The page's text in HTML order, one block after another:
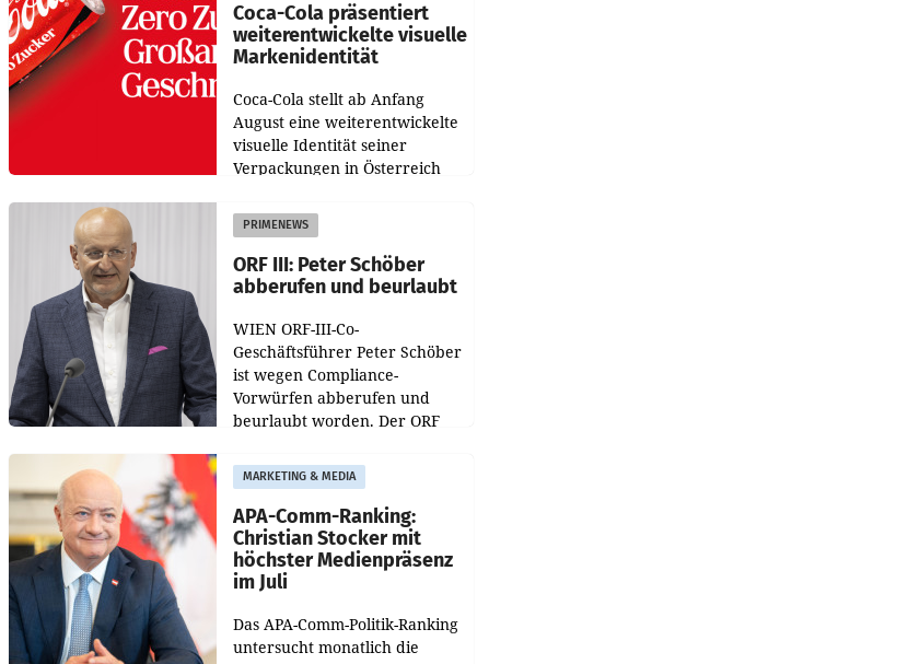
Coca-Cola präsentiert
weiterentwickelte visuelle
Markenidentität
Coca-Cola stellt ab Anfang
August eine weiterentwickelte
visuelle Identität seiner
Verpackungen in Österreich
Redesigns stehen zentrale
Gestaltungselemente
PRIMENEWS
ORF III: Peter Schöber
abberufen und beurlaubt
WIEN ORF-III-Co-
Geschäftsführer Peter Schöber
ist wegen Compliance-
Vorwürfen abberufen und
beurlaubt worden. Der ORF
entsprechende
Medienberichte.
MARKETING & MEDIA
APA-Comm-Ranking:
Christian Stocker mit
höchster Medienpräsenz
im Juli
Das APA-Comm-Politik-Ranking
untersucht monatlich die